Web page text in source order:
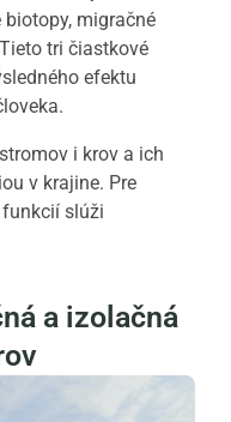
migračné
tri čiastkové
efektu
i krov a ich
v krajine. Pre
slúži
a izolačná